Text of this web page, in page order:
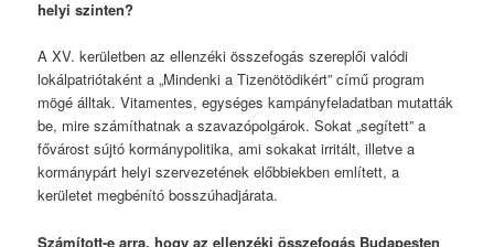
helyi szinten?
A XV. kerületben az ellenzéki összefogás szereplői valódi
lokálpatriótaként a „Mindenki a Tizenötödikért” című program
mögé álltak. Vitamentes, egységes kampányfeladatban mutatták
be, mire számíthatnak a szavazópolgárok. Sokat „segített” a
fővárost sújtó kormánypolitika, ami sokakat irritált, illetve a
kormánypárt helyi szervezetének előbbiekben említett, a
kerületet megbénító bosszúhadjárata.
Számított-e arra, hogy az ellenzéki összefogás Budapesten